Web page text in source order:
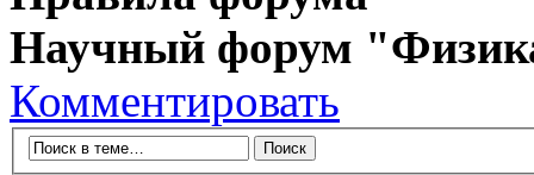
Научный форум
Комментировать